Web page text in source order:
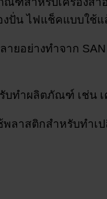
ปั่น ไฟแช็คแบบใช้
อย่างทำจาก
ทำผลิตภัณฑ์ เช่น
าสติกสำหรับทำเ